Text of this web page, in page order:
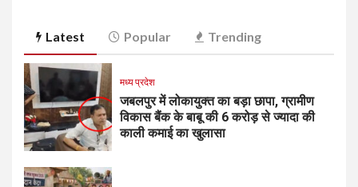
Latest Popular Trending
मध्य प्रदेश
जबलपुर में लोकायुक्त का बड़ा छापा, ग्रामीण
विकास बैंक के बाबू की 6 करोड़ से ज्यादा की
काली कमाई का खुलासा